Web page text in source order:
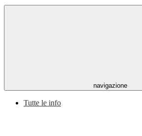
navigazione
Tutte le info